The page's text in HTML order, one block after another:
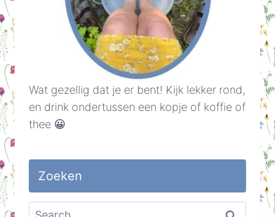
Wat gezellig dat je er bent! Kijk lekker rond,
en drink ondertussen een kopje of koffie of
thee 😀
Zoeken
Search